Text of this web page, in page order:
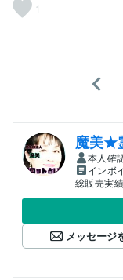
1
魔美★
本人確
インボ
総販売実績
メッセージ